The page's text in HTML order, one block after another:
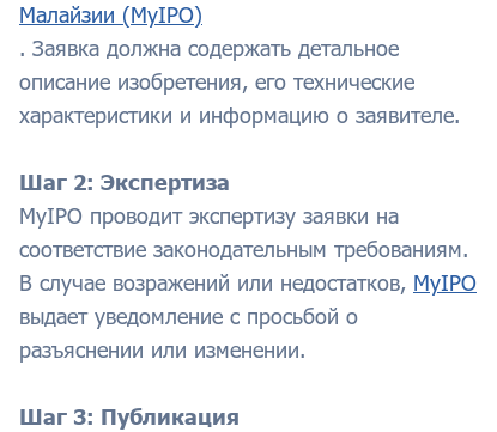
Малайзии (MyIPO)
. Заявка должна содержать детальное
описание изобретения, его технические
характеристики и информацию о заявителе.
Шаг 2: Экспертиза
MyIPO проводит экспертизу заявки на
соответствие законодательным требованиям.
В случае возражений или недостатков, MyIPO
выдает уведомление с просьбой о
разъяснении или изменении.
Шаг 3: Публикация